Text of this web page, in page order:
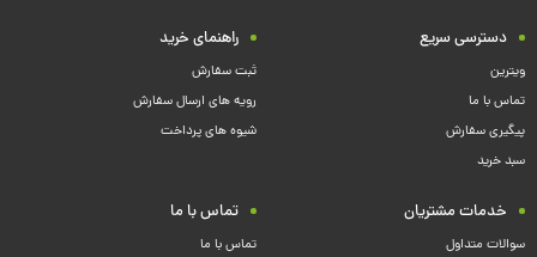
دسترسی سریع
ویترین
تماس با ما
پیگیری سفارش
سبد خرید
راهنمای خرید
ثبت سفارش
رویه های ارسال سفارش
شیوه های پرداخت
خدمات مشتریان
سوالات متداول
تماس با ما
تماس با ما